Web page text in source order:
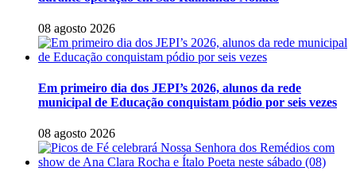
08 agosto 2026
Em primeiro dia dos JEPI’s 2026, alunos da rede
municipal de Educação conquistam pódio por seis vezes
08 agosto 2026